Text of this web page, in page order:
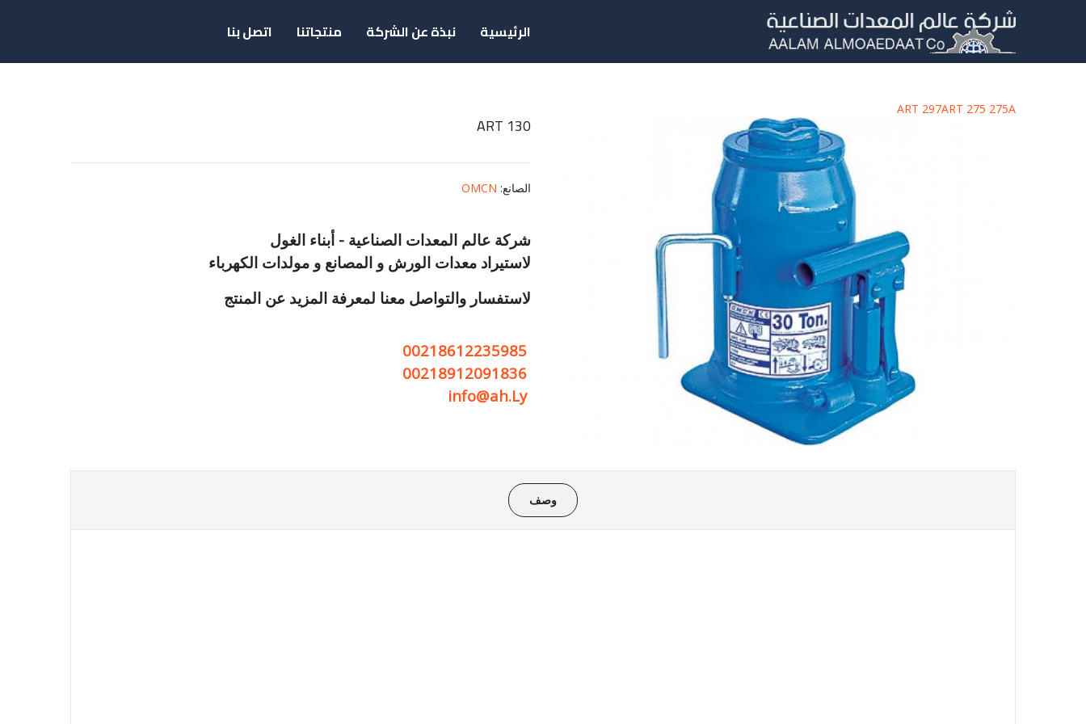
الرئيسية نبذة عن الشركة منتجاتنا اتصل بنا
ART 297ART 275 275A
ART 130
الصانع:
OMCN
شركة عالم المعدات الصناعية - أبناء الغول
لاستيراد معدات الورش و المصانع و مولدات الكهرباء
لاستفسار والتواصل معنا لمعرفة المزيد عن المنتج
00218612235985
00218912091836
info@ah.Ly
وصف